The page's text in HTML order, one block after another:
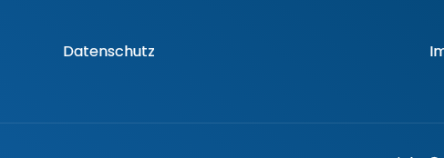
Datenschutz